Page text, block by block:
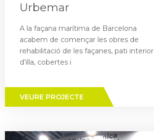
Urbemar
A la façana marítima de Barcelona
acabem de començar les obres de
rehabilitació de les façanes, pati interior
d’illa, cobertes i
VEURE PROJECTE